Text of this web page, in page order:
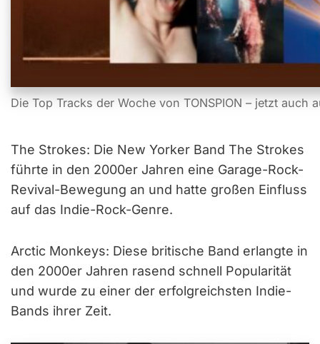
Die Top Tracks der Woche von TONSPION – jetzt auch
The Strokes: Die New Yorker Band The Strokes
führte in den 2000er Jahren eine Garage-Rock-
Revival-Bewegung an und hatte großen Einfluss
auf das Indie-Rock-Genre.
Arctic Monkeys: Diese britische Band erlangte in
den 2000er Jahren rasend schnell Popularität
und wurde zu einer der erfolgreichsten Indie-
Bands ihrer Zeit.